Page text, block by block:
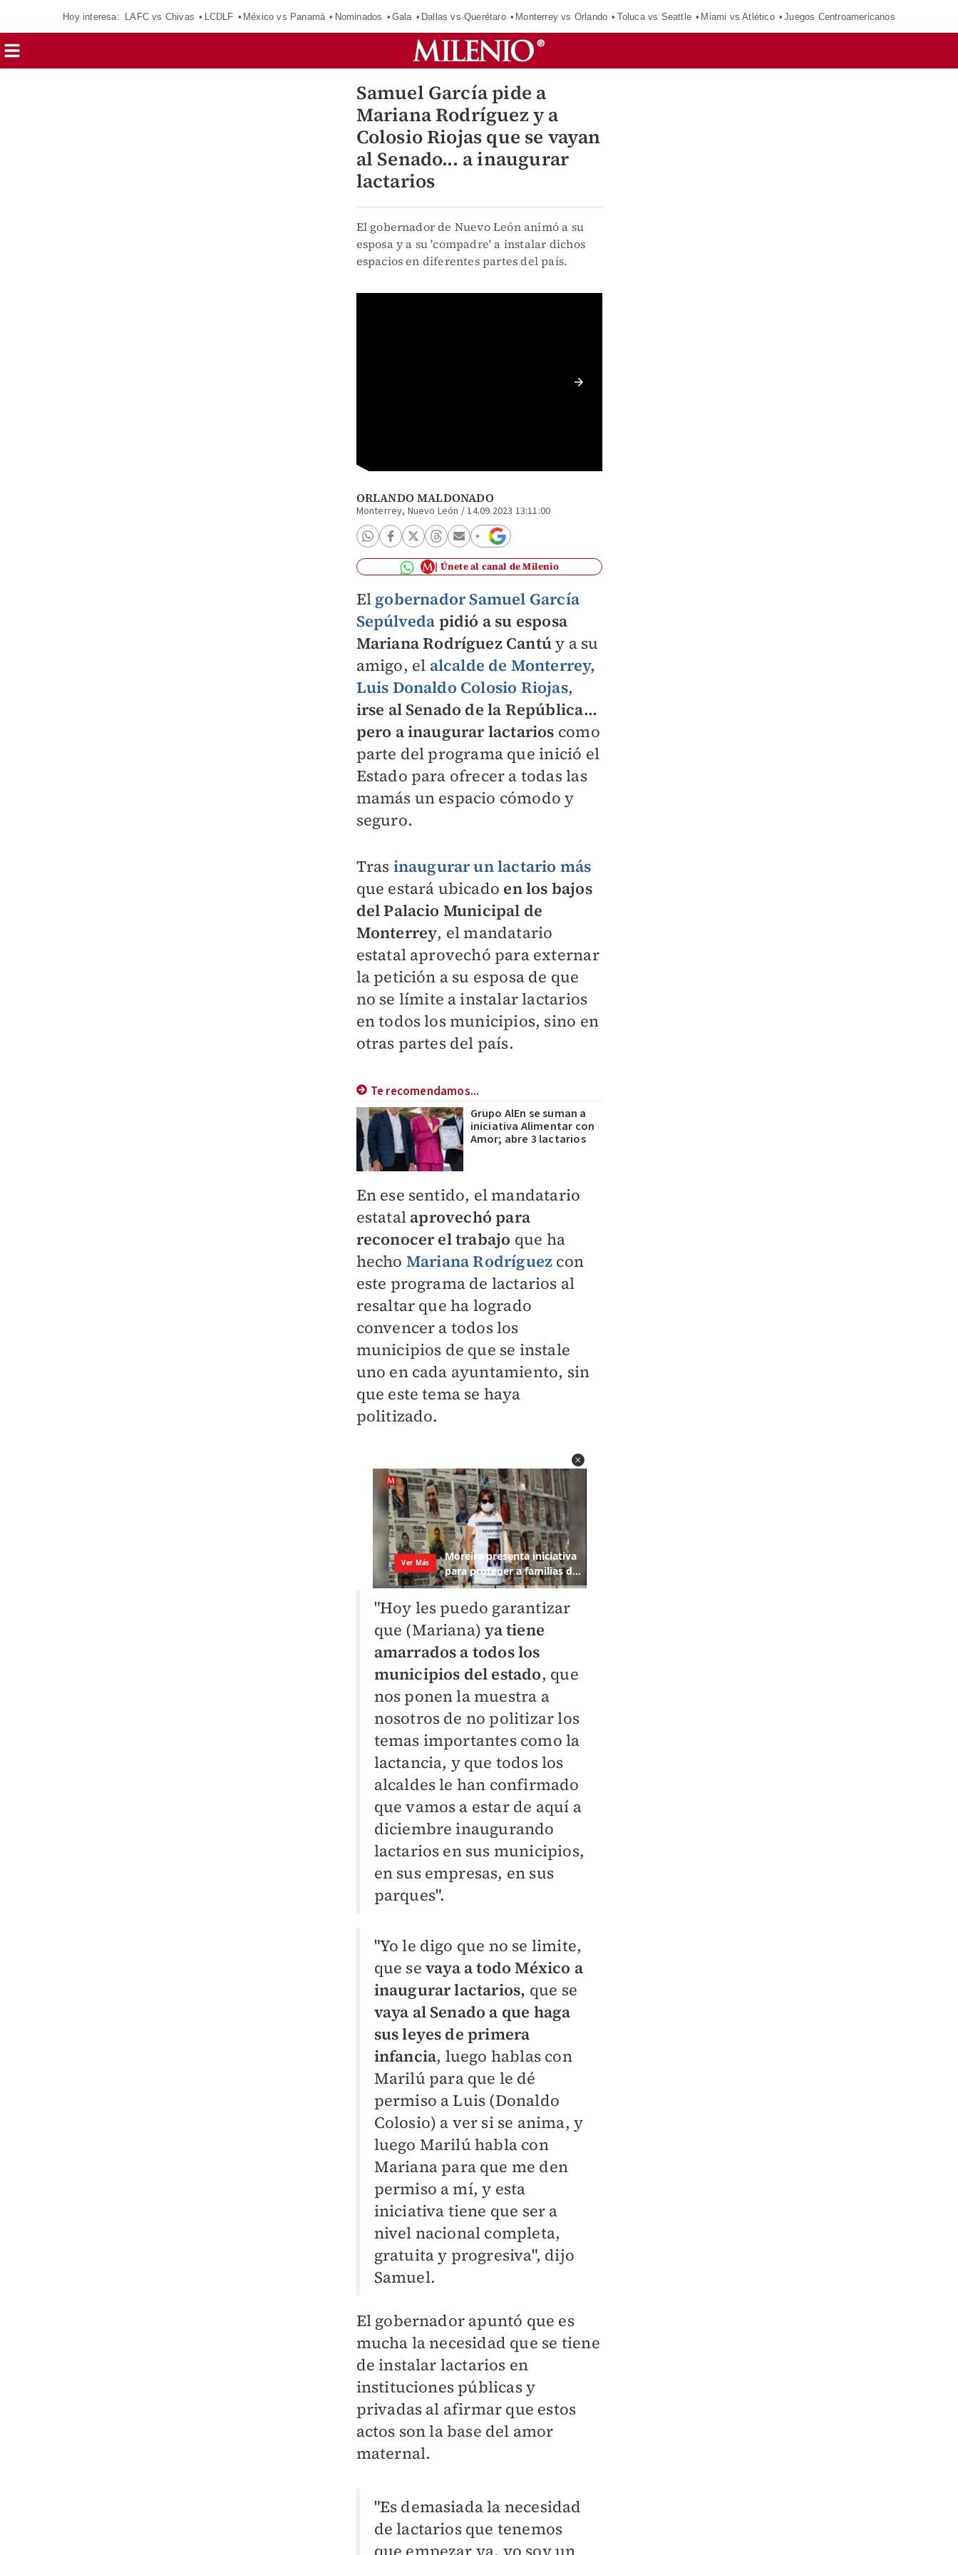
Hoy interesa: LAFC vs Chivas LCDLF México vs Panamá Nominados Gala Dallas vs Querétaro Monterrey vs Orlando Toluca vs Seattle Miami vs Atlético Juegos Centroamericanos
Samuel García pide a
Mariana Rodríguez y a
Colosio Riojas que se vayan
al Senado... a inaugurar
lactarios
El gobernador de Nuevo León animó a su
esposa y a su 'compadre' a instalar dichos
espacios en diferentes partes del país.
ORLANDO MALDONADO
Monterrey, Nuevo León /14.09.2023 13:11:00
Únete al canal de Milenio
El gobernador Samuel García
Sepúlveda pidió a su esposa
Mariana Rodríguez Cantúy a su
amigo, el alcalde de Monterrey,
Luis Donaldo Colosio Riojas,
irse al Senado de la República...
pero a inaugurar lactarios como
parte del programa que inició el
Estado para ofrecer a todas las
mamás un espacio cómodo y
seguro.
Tras inaugurar un lactario más
que estará ubicado en los bajos
del Palacio Municipal de
Monterrey, el mandatario
estatal aprovechó para externar
la petición a su esposa de que
no se límite a instalar lactarios
en todos los municipios, sino en
otras partes del país.
Te recomendamos...
Grupo AlEn se suman a
iniciativa Alimentar con
Amor; abre 3 lactarios
En ese sentido, el mandatario
estatal aprovechó para
reconocer el trabajo que ha
hecho Mariana Rodríguez con
este programa de lactarios al
resaltar que ha logrado
convencer a todos los
municipios de que se instale
uno en cada ayuntamiento, sin
que este tema se haya
politizado.
"Hoy les puedo garantizar
que (Mariana)ya tiene
amarrados a todos los
municipios del estado, que
nos ponen la muestra a
nosotros de no politizar los
temas importantes como la
lactancia, y que todos los
alcaldes le han confirmado
que vamos a estar de aquí a
diciembre inaugurando
lactarios en sus municipios,
en sus empresas, en sus
parques".
"Yo le digo que no se limite,
que se vaya a todo México a
inaugurar lactarios, que se
vaya al Senado a que haga
sus leyes de primera
infancia, luego hablas con
Marilú para que le dé
permiso a Luis (Donaldo
Colosio) a ver si se anima, y
luego Marilú habla con
Mariana para que me den
permiso a mí, y esta
iniciativa tiene que ser a
nivel nacional completa,
gratuita y progresiva", dijo
Samuel.
El gobernador apuntó que es
mucha la necesidad que se tiene
de instalar lactarios en
instituciones públicas y
privadas al afirmar que estos
actos son la base del amor
maternal.
"Es demasiada la necesidad
de lactarios que tenemos